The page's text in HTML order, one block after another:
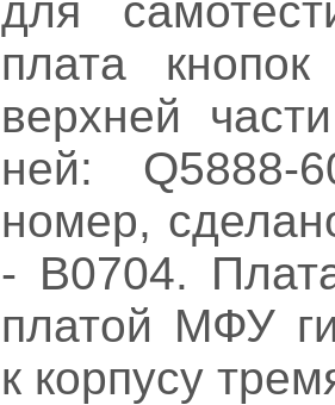
для
плата
верхней
ней: Q5888-
номер,
- B0704.
платой МФУ
к корпусу